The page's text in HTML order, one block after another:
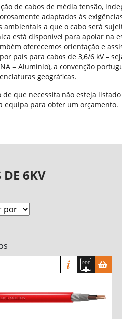
de cabos de média tensão,
adaptados às
ambientais a que o cabo será
está disponível para apoiar na
oferecemos orientação e
país para cabos de 3,6/6 kV –
= Alumínio), a convenção
geográficas.
de que necessita não esteja
equipa para obter um orçamento.
DE 6KV